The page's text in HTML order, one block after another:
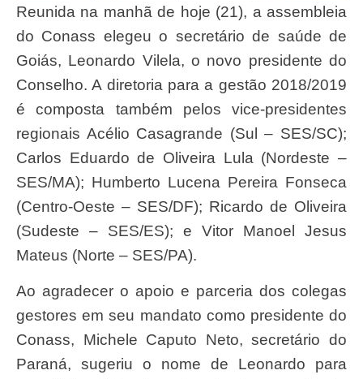
Reunida na manhã de hoje (21), a assembleia
do Conass elegeu o secretário de saúde de
Goiás, Leonardo Vilela, o novo presidente do
Conselho. A diretoria para a gestão 2018/2019
é composta também pelos vice-presidentes
regionais Acélio Casagrande (Sul – SES/SC);
Carlos Eduardo de Oliveira Lula (Nordeste –
SES/MA); Humberto Lucena Pereira Fonseca
(Centro-Oeste – SES/DF); Ricardo de Oliveira
(Sudeste – SES/ES); e Vitor Manoel Jesus
Mateus (Norte – SES/PA).
Ao agradecer o apoio e parceria dos colegas
gestores em seu mandato como presidente do
Conass, Michele Caputo Neto, secretário do
Paraná, sugeriu o nome de Leonardo para